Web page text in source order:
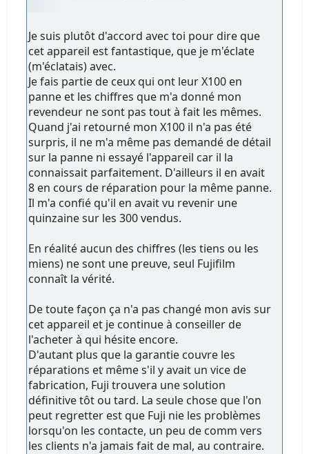
Je suis plutôt d'accord avec toi pour dire que
cet appareil est fantastique, que je m'éclate
(m'éclatais) avec.
Je fais partie de ceux qui ont leur X100 en
panne et les chiffres que m'a donné mon
revendeur ne sont pas tout à fait les mêmes.
Quand j'ai retourné mon X100 il n'a pas été
surpris, il ne m'a même pas demandé de détail
sur la panne ni essayé l'appareil car il la
connaissait parfaitement. D'ailleurs il en avait
8 en cours de réparation pour la même panne.
Il m'a confié qu'il en avait vu revenir une
quinzaine sur les 300 vendus.
En réalité aucun des chiffres (les tiens ou les
miens) ne sont une preuve, seul Fujifilm
connaît la vérité.
De toute façon ça n'a pas changé mon avis sur
cet appareil et je continue à conseiller de
l'acheter à qui hésite encore.
D'autant plus que la garantie couvre les
réparations et même s'il y avait un vice de
fabrication, Fuji trouvera une solution
définitive tôt ou tard. La seule chose que l'on
peut regretter est que Fuji nie les problèmes
lorsqu'on les contacte, un peu de comm vers
les clients n'a jamais fait de mal, au contraire.